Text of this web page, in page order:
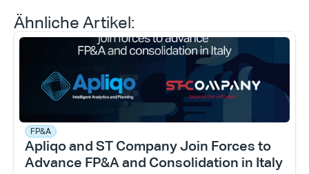
Ähnliche Artikel:
FP&A
Apliqo and ST Company Join Forces to
Advance FP&A and Consolidation in Italy